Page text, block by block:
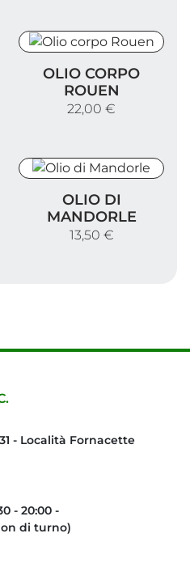
OLIO CORPO
ROUEN
22,00 €
OLIO DI
MANDORLE
13,50 €
- Località Fornacette
- 20:00 -
di turno)